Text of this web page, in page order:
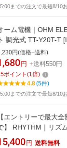
までの注文で最短8/10
ーム電機｜OHM
ト 調光式 TT-Y20T-T
円(価格+送料)
円 +送料550円
ポイント (1倍)
4.8(5件)
までの注文で最短8/10
【エントリーで最大
】 RHYTHM｜リズ
ルドプラウド】 茶
円 送料無料